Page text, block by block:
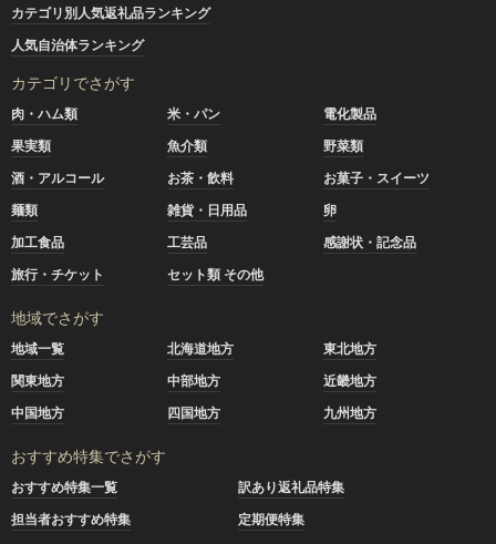
カテゴリ別人気返礼品ランキング
人気自治体ランキング
カテゴリでさがす
肉・ハム類 米・パン
電化製品
果実類
魚介類
野菜類
酒・アルコール
お茶・飲料
お菓子・スイーツ
麺類
雑貨・日用品
卵
加工食品
工芸品
感謝状・記念品
旅行・チケット
セット類 その他
地域でさがす
地域一覧 北海道地方
東北地方
関東地方
中部地方
近畿地方
中国地方
四国地方 九州地方
おすすめ特集でさがす
おすすめ特集一覧
訳あり返礼品特集
担当者おすすめ特集
定期便特集